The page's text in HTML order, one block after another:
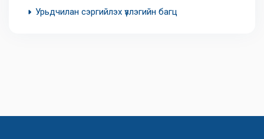
Урьдчилан сэргийлэх үзлэгийн багц